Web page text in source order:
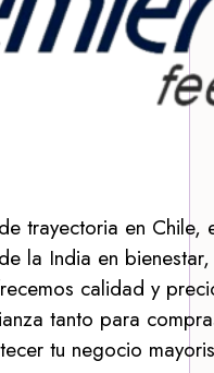
trayectoria en Chile,
la India en
calidad y
tanto para
tu negocio